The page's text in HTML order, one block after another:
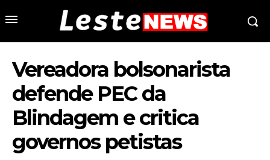
Vereadora bolsonarista
defende PEC da
Blindagem e critica
governos petistas